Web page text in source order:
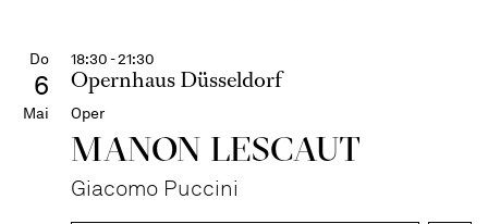
Do
6
Mai
18:30 - 21:30
Opernhaus Düsseldorf
Oper
MANON LESCAUT
Giacomo Puccini